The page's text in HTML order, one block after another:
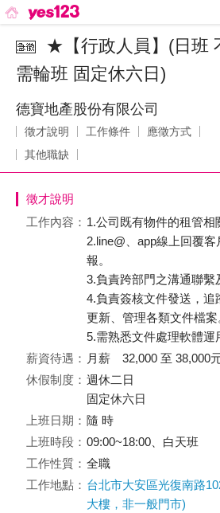
★【行政人員】(日班
需輪班 固定休六日)
德寶地產股份有限公司
徵才說明 工作條件
應徵方式
其他職缺
徵才說明
工作內容： 1.公司既有物件的租管相
2.line@、app線上回覆
報。
3.負責跨部門之溝通聯繫
4.負責簽核文件發送，追
更新、管理各類文件檔案
5.需熟悉文件處理軟體運
薪資待遇： 月薪 32,000 至 38,000
休假制度： 週休二日
固定休六日
上班日期： 隨 時
上班時段： 09:00~18:00、白天班
工作性質： 全職
工作地點： 台北市大安區光復南路
大樓，非一般門市)